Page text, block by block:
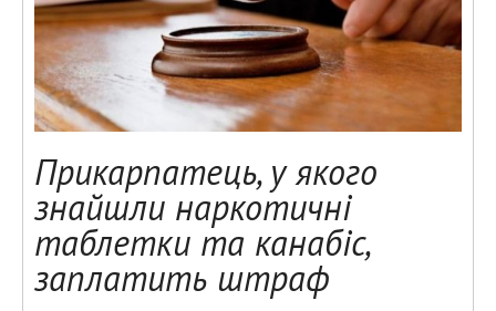
Прикарпатець, у якого
знайшли наркотичні
таблетки та канабіс,
заплатить штраф